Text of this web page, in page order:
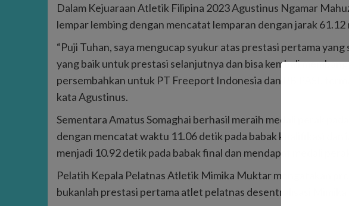
Dalam Kejuaraan Atletik Filipina 2023 Agustinus Ngamar
lempar lembing dengan mencatat lemparan dengan jarak 61.12
“Puji Tuhan, saya mengucap syukur atas prestasi pertama
yang baik untuk prestasi selanjutnya dan bisa kembali
persembahkan untuk PT Freeport Indonesia dan PB PASI,
kata Agustinus.
Sementara Amatus Somaghai berhasil meraih medali perak
dengan mencatat waktu 11.06 detik pada babak kualifikasi dan
menjadi 10.92 detik pada babak final dan mendapat medali perak.
Pelatih Kepala Pelatnas Atletik Mimika Muktar mengatakan
bukanlah prestasi pertama atlet pelatnas desentralisasi Mimika